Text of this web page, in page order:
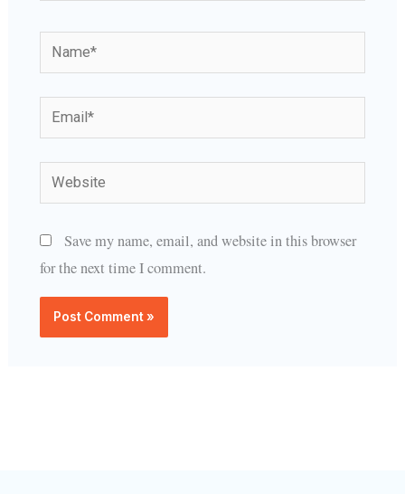
Name*
Email*
Website
Save my name, email, and website in this browser
for the next time I comment.